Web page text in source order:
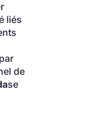
liés
de
se